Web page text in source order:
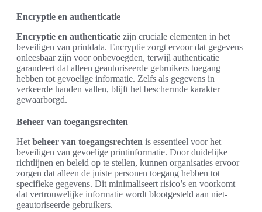
Encryptie en authenticatie
Encryptie en authenticatie zijn cruciale elementen in het
beveiligen van printdata. Encryptie zorgt ervoor dat gegevens
onleesbaar zijn voor onbevoegden, terwijl authenticatie
garandeert dat alleen geautoriseerde gebruikers toegang
hebben tot gevoelige informatie. Zelfs als gegevens in
verkeerde handen vallen, blijft het beschermde karakter
gewaarborgd.
Beheer van toegangsrechten
Het beheer van toegangsrechten is essentieel voor het
beveiligen van gevoelige printinformatie. Door duidelijke
richtlijnen en beleid op te stellen, kunnen organisaties ervoor
zorgen dat alleen de juiste personen toegang hebben tot
specifieke gegevens. Dit minimaliseert risico’s en voorkomt
dat vertrouwelijke informatie wordt blootgesteld aan niet-
geautoriseerde gebruikers.